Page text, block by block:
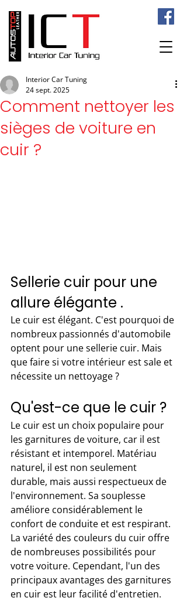
Comment nettoyer les
sièges de voiture en
cuir ?
Interior Car Tuning
24 sept. 2025
Sellerie cuir pour une
allure élégante .
Le cuir est élégant. C'est pourquoi de
nombreux passionnés d'automobile
optent pour une sellerie cuir. Mais
que faire si votre intérieur est sale et
nécessite un nettoyage ?
Qu'est-ce que le cuir ?
Le cuir est un choix populaire pour
les garnitures de voiture, car il est
résistant et intemporel. Matériau
naturel, il est non seulement
durable, mais aussi respectueux de
l'environnement. Sa souplesse
améliore considérablement le
confort de conduite et est respirant.
La variété des couleurs du cuir offre
de nombreuses possibilités pour
votre voiture. Cependant, l'un des
principaux avantages des garnitures
en cuir est leur facilité d'entretien.